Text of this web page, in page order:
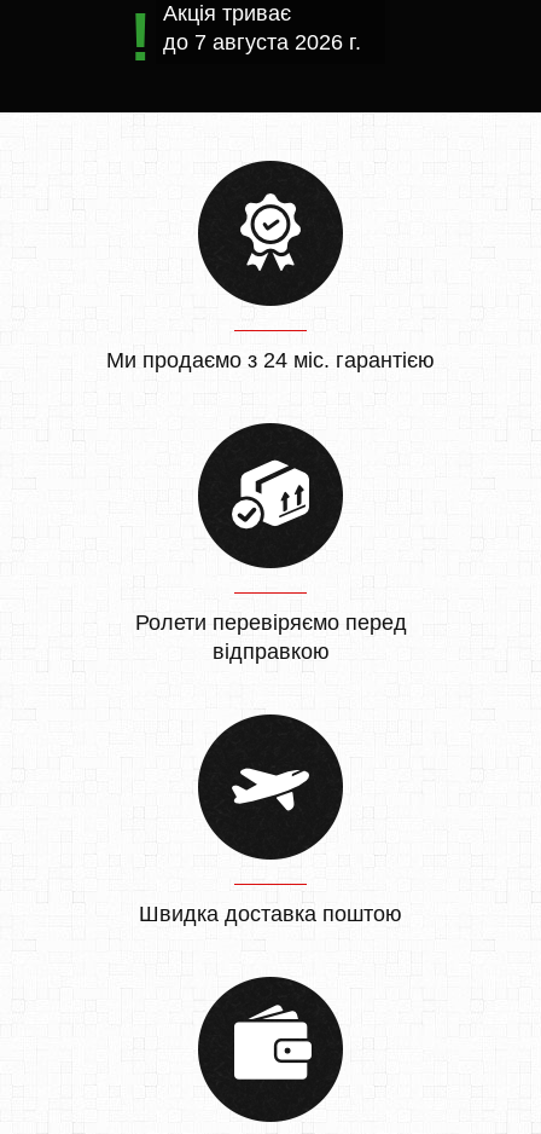
Акція триває
до 7 августа 2026 г.
Ми продаємо з 24 міс. гарантією
Ролети перевіряємо перед
відправкою
Швидка доставка поштою